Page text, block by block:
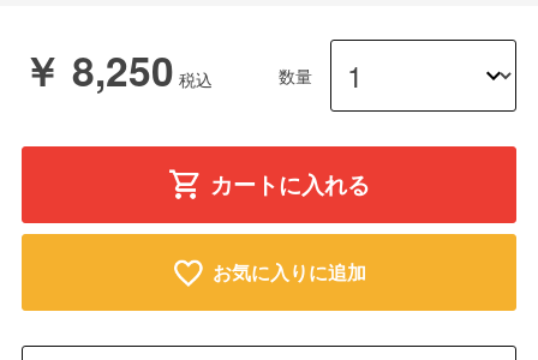
￥ 8,250 数量
カートに入れる
お気に入りに追加